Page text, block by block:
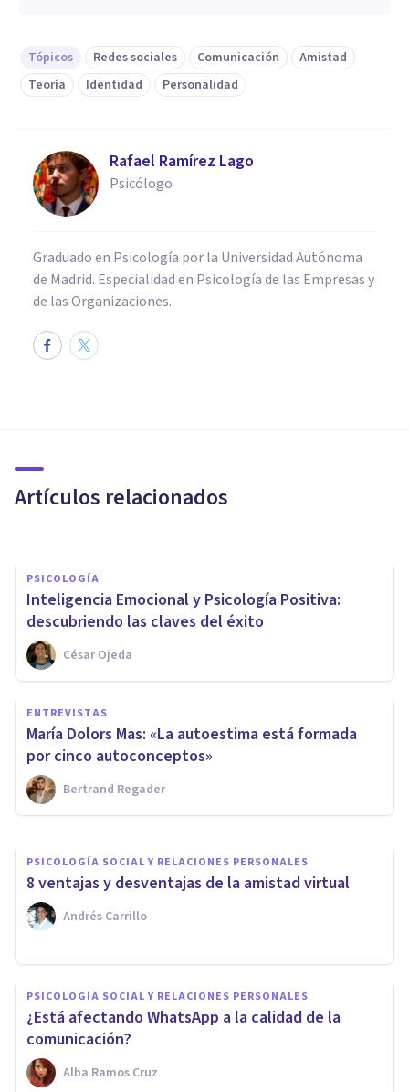
Tópicos Redes sociales Comunicación
Amistad
Teoría
Identidad Personalidad
Rafael Ramírez Lago
Psicólogo
Graduado en Psicología por la Universidad Autónoma
de Madrid. Especialidad en Psicología de las Empresas y
de las Organizaciones.
Artículos relacionados
rasgos y hábitos
PSICOLOGÍA
Inteligencia Emocional y Psicología Positiva:
descubriendo las claves del éxito
César Ojeda
ENTREVISTAS
María Dolors Mas: «La autoestima está formada
por cinco autoconceptos»
Bertrand Regader
PSICOLOGÍA SOCIAL Y RELACIONES PERSONALES
Comunicación selectiva: ¿qué
es y cómo nos afecta este
sesgo?
Nahum Montagud Rubio
PSICOLOGÍA SOCIAL Y RELACIONES PERSONALES
8 ventajas y desventajas de la amistad virtual
Andrés Carrillo
PSICOLOGÍA SOCIAL Y RELACIONES PERSONALES
¿Está afectando WhatsApp a la calidad de la
comunicación?
Alba Ramos Cruz